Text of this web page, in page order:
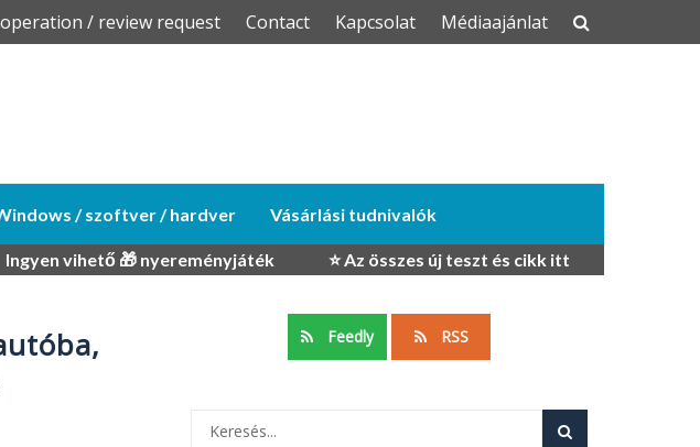
/ review request Contact Kapcsolat Médiaajánlat
/ szoftver / hardver Vásárlási tudnivalók
Ingyen vihető 🎁 nyereményjáték ⭐ Az összes új teszt és cikk itt
Feedly RSS